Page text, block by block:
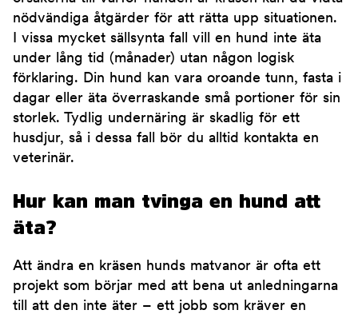
nödvändiga åtgärder för att rätta upp situationen.
I vissa mycket sällsynta fall vill en hund inte äta
under lång tid (månader) utan någon logisk
förklaring. Din hund kan vara oroande tunn, fasta i
dagar eller äta överraskande små portioner för sin
storlek. Tydlig undernäring är skadlig för ett
husdjur, så i dessa fall bör du alltid kontakta en
veterinär.
Hur kan man tvinga en hund att
äta?
Att ändra en kräsen hunds matvanor är ofta ett
projekt som börjar med att bena ut anledningarna
till att den inte äter – ett jobb som kräver en